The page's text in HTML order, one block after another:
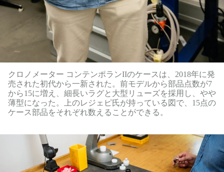
クロノメーター コンテンポランIIのケースは、2018年に発
売された初代から一新された。前モデルから部品点数が7
から15に増え、細長いラグと大型リューズを採用し、やや
薄型になった。上のレジェピ氏が持っている図で、15点の
ケース部品をそれぞれ数えることができる。